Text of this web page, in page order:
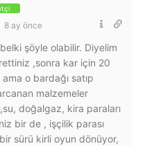
8 ay önce
şöyle olabilir. Diyelim
,sonra kar için 20
ama o bardağı satıp
malzemeler
doğalgaz, kira paraları
bir de , işçilik parası
sürü kirli oyun dönüyor,